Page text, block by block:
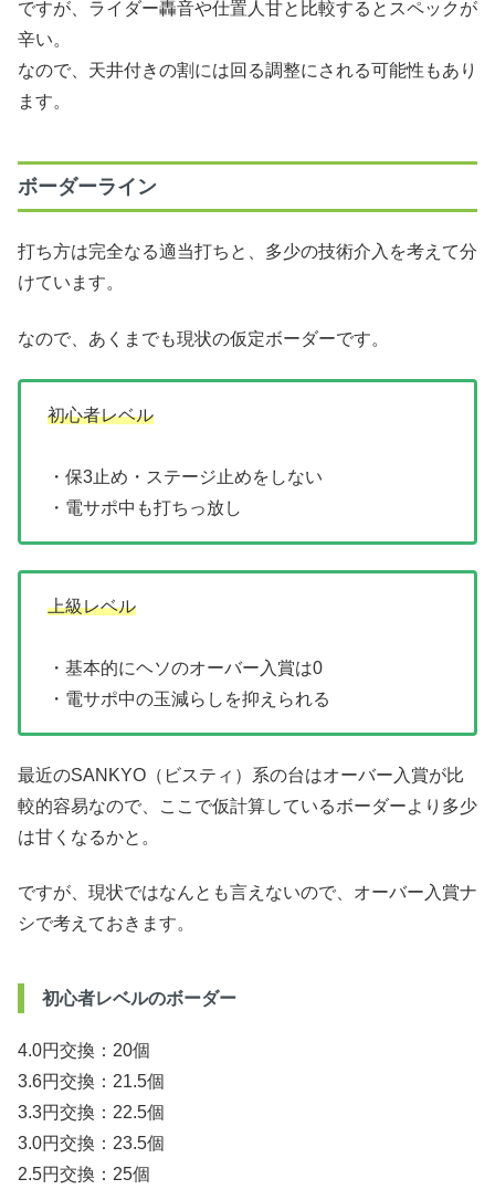
ですが、ライダー轟音や仕置人甘と比較するとスペックが
辛い。
なので、天井付きの割には回る調整にされる可能性もあり
ます。
ボーダーライン
打ち方は完全なる適当打ちと、多少の技術介入を考えて分
けています。
なので、あくまでも現状の仮定ボーダーです。
初心者レベル
・保3止め・ステージ止めをしない
・電サポ中も打ちっ放し
上級レベル
・基本的にヘソのオーバー入賞は0
・電サポ中の玉減らしを抑えられる
最近のSANKYO（ビスティ）系の台はオーバー入賞が比
較的容易なので、ここで仮計算しているボーダーより多少
は甘くなるかと。
ですが、現状ではなんとも言えないので、オーバー入賞ナ
シで考えておきます。
初心者レベルのボーダー
4.0円交換：20個
3.6円交換：21.5個
3.3円交換：22.5個
3.0円交換：23.5個
2.5円交換：25個